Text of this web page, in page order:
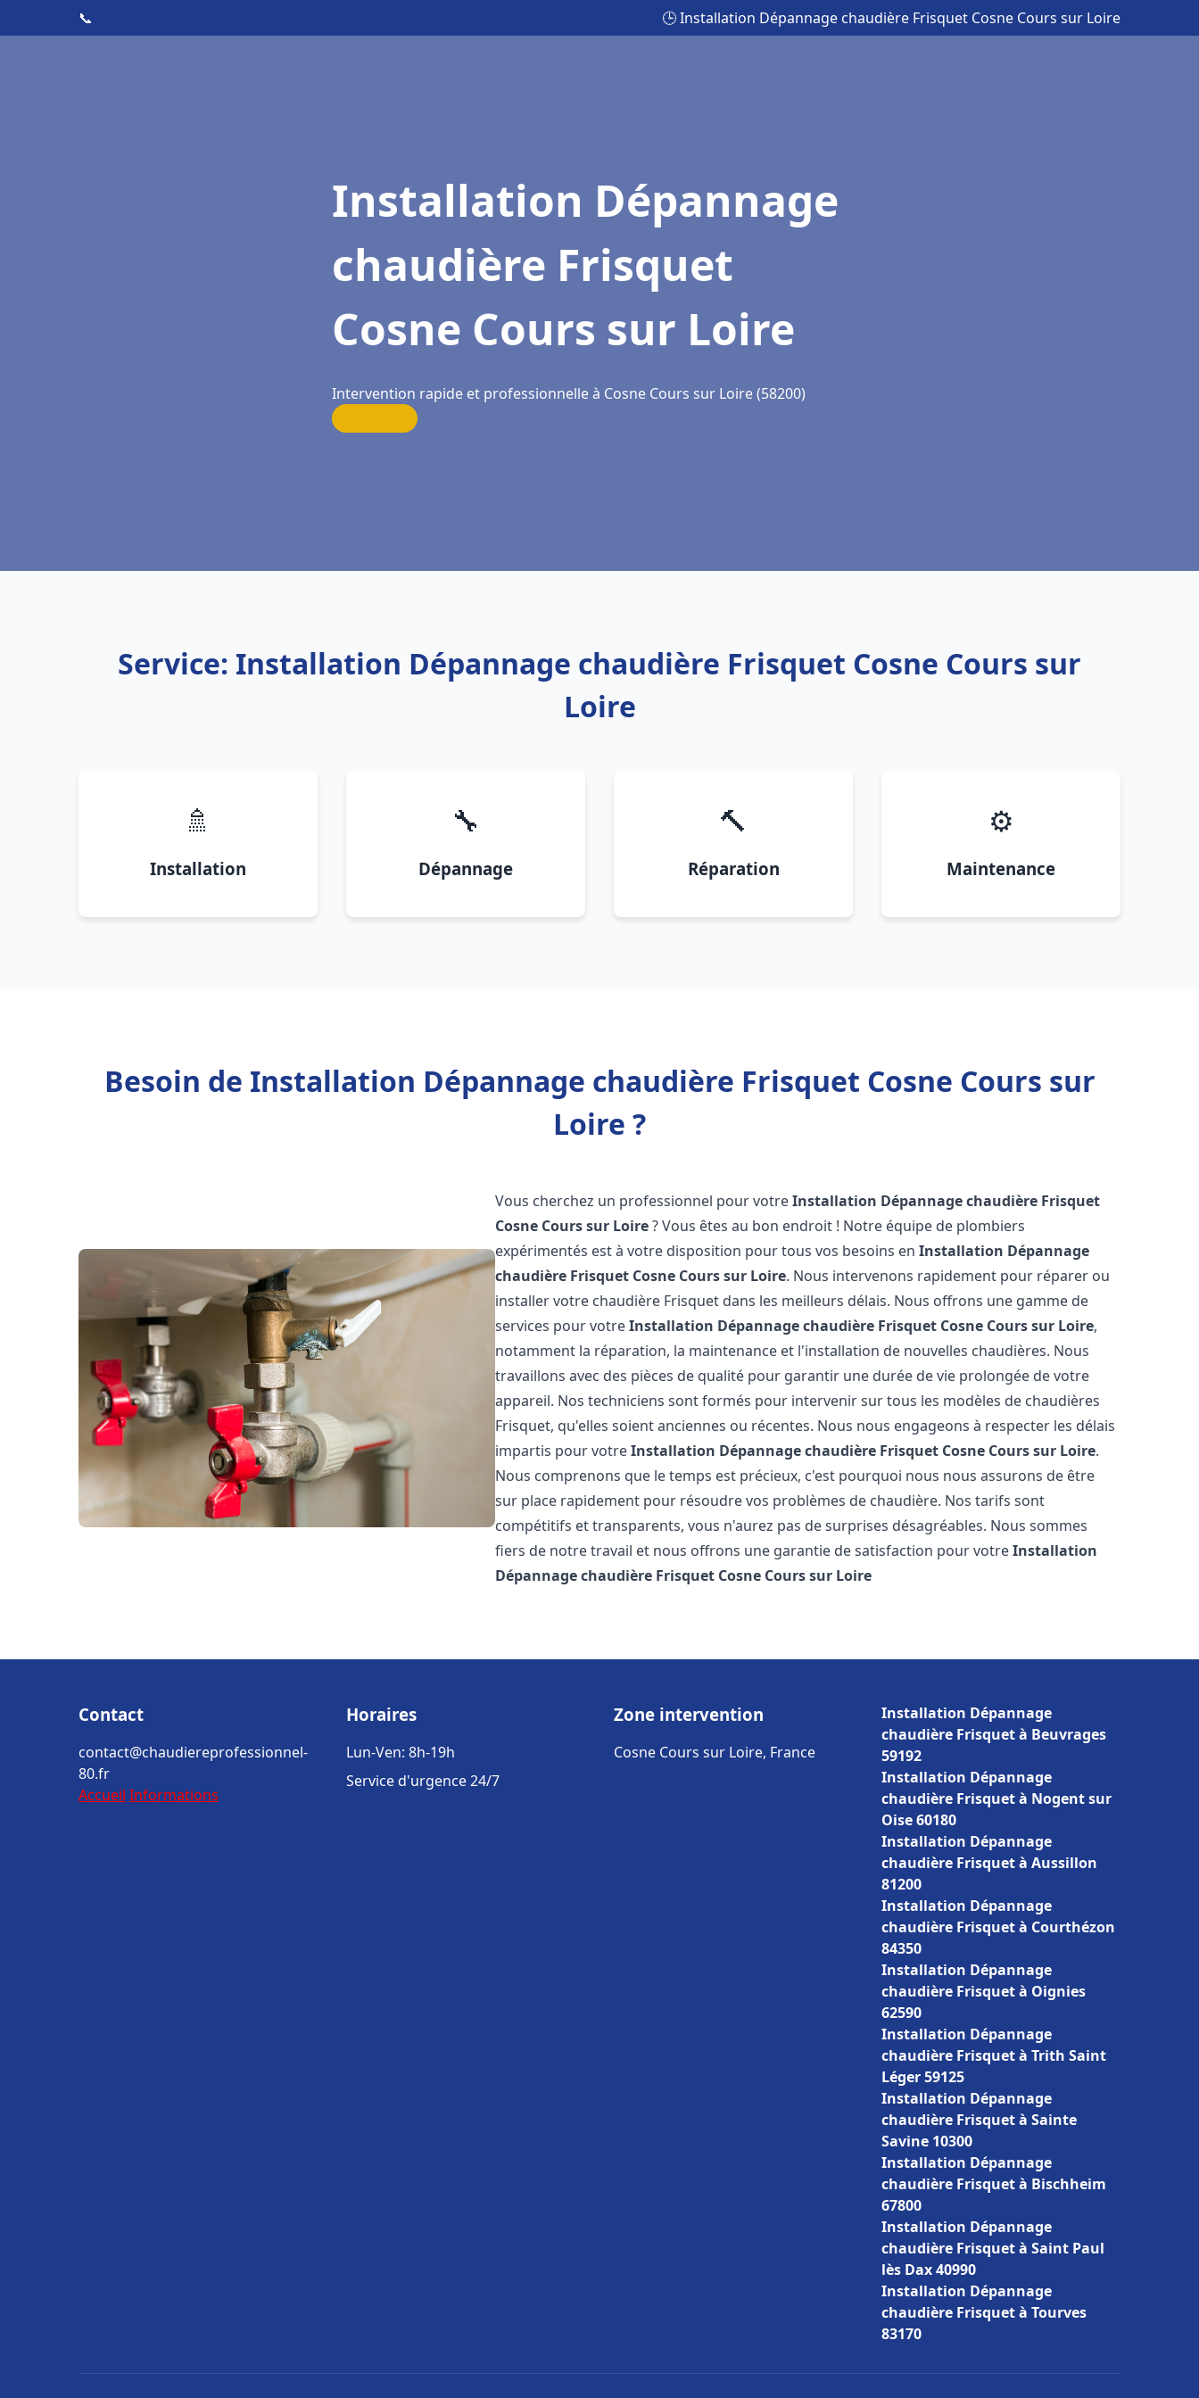
📞 🕒 Installation Dépannage chaudière Frisquet Cosne Cours sur Loire
Installation Dépannage
chaudière Frisquet
Cosne Cours sur Loire
Intervention rapide et professionnelle à Cosne Cours sur Loire (58200)
Service: Installation Dépannage chaudière Frisquet Cosne Cours sur
Loire
🚿
Installation
🔧
Dépannage
🔨
Réparation
⚙️
Maintenance
Besoin de Installation Dépannage chaudière Frisquet Cosne Cours sur
Loire ?
Vous cherchez un professionnel pour votreInstallation Dépannage chaudière Frisquet
Cosne Cours sur Loire? Vous êtes au bon endroit ! Notre équipe de plombiers
expérimentés est à votre disposition pour tous vos besoins enInstallation Dépannage
chaudière Frisquet Cosne Cours sur Loire. Nous intervenons rapidement pour réparer ou
installer votre chaudière Frisquet dans les meilleurs délais. Nous offrons une gamme de
services pour votreInstallation Dépannage chaudière Frisquet Cosne Cours sur Loire,
notamment la réparation, la maintenance et l'installation de nouvelles chaudières. Nous
travaillons avec des pièces de qualité pour garantir une durée de vie prolongée de votre
appareil. Nos techniciens sont formés pour intervenir sur tous les modèles de chaudières
Frisquet, qu'elles soient anciennes ou récentes. Nous nous engageons à respecter les délais
impartis pour votreInstallation Dépannage chaudière Frisquet Cosne Cours sur Loire.
Nous comprenons que le temps est précieux, c'est pourquoi nous nous assurons de être
sur place rapidement pour résoudre vos problèmes de chaudière. Nos tarifs sont
compétitifs et transparents, vous n'aurez pas de surprises désagréables. Nous sommes
fiers de notre travail et nous offrons une garantie de satisfaction pour votreInstallation
Dépannage chaudière Frisquet Cosne Cours sur Loire
Contact
contact@chaudiereprofessionnel-
80.fr
Accueil Informations
Horaires
Lun-Ven: 8h-19h
Service d'urgence 24/7
Zone intervention
Cosne Cours sur Loire, France
Installation Dépannage
chaudière Frisquet à Beuvrages
59192
Installation Dépannage
chaudière Frisquet à Nogent sur
Oise 60180
Installation Dépannage
chaudière Frisquet à Aussillon
81200
Installation Dépannage
chaudière Frisquet à Courthézon
84350
Installation Dépannage
chaudière Frisquet à Oignies
62590
Installation Dépannage
chaudière Frisquet à Trith Saint
Léger 59125
Installation Dépannage
chaudière Frisquet à Sainte
Savine 10300
Installation Dépannage
chaudière Frisquet à Bischheim
67800
Installation Dépannage
chaudière Frisquet à Saint Paul
lès Dax 40990
Installation Dépannage
chaudière Frisquet à Tourves
83170